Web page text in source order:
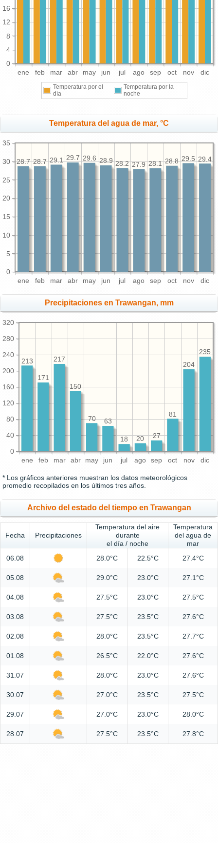
ene feb mar abr may jun jul ago sep oct nov dic
0
4
8
12
16
Temperatura por el
día
Temperatura por la
noche
Temperatura del agua de mar, °C
ene feb mar abr may jun jul ago sep oct nov dic
0
5
10
15
20
25
30
35
29.4
29.5
28.8
28.1
27.9
28.2
28.9
29.6
29.7
29.1
28.7
28.7
Precipitaciones en Trawangan, mm
ene feb mar abr may jun jul ago sep oct nov dic
0
40
80
120
160
200
240
280
320
235
204
81
27
20
18
63
70
150
217
171
213
* Los gráficos anteriores muestran los datos meteorológicos
promedio recopilados en los últimos tres años.
Archivo del estado del tiempo en Trawangan
Fecha Precipitaciones
Temperatura del aire
durante
el día / noche
Temperatura
del agua de
mar
06.08
28.0°C 22.5°C 27.4°C
05.08 29.0°C 23.0°C 27.1°C
04.08 27.5°C 23.0°C 27.5°C
03.08 27.5°C 23.5°C 27.6°C
02.08 28.0°C 23.5°C 27.7°C
01.08 26.5°C 22.0°C 27.6°C
31.07 28.0°C 23.0°C 27.6°C
30.07 27.0°C 23.5°C 27.5°C
29.07 27.0°C 23.0°C 28.0°C
28.07 27.5°C 23.5°C 27.8°C